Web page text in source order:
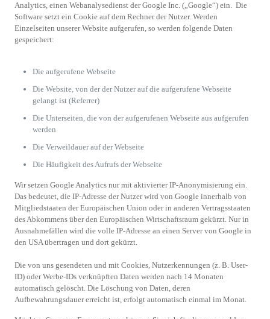
Analytics, einen Webanalysedienst der Google Inc. („Google“) ein. Die
Software setzt ein Cookie auf dem Rechner der Nutzer. Werden
Einzelseiten unserer Website aufgerufen, so werden folgende Daten
gespeichert:
Die aufgerufene Webseite
Die Website, von der der Nutzer auf die aufgerufene Webseite
gelangt ist (Referrer)
Die Unterseiten, die von der aufgerufenen Webseite aus aufgerufen
werden
Die Verweildauer auf der Webseite
Die Häufigkeit des Aufrufs der Webseite
Wir setzen Google Analytics nur mit aktivierter IP-Anonymisierung ein.
Das bedeutet, die IP-Adresse der Nutzer wird von Google innerhalb von
Mitgliedstaaten der Europäischen Union oder in anderen Vertragsstaaten
des Abkommens über den Europäischen Wirtschaftsraum gekürzt. Nur in
Ausnahmefällen wird die volle IP-Adresse an einen Server von Google in
den USA übertragen und dort gekürzt.
Die von uns gesendeten und mit Cookies, Nutzerkennungen (z. B. User-
ID) oder Werbe-IDs verknüpften Daten werden nach 14 Monaten
automatisch gelöscht. Die Löschung von Daten, deren
Aufbewahrungsdauer erreicht ist, erfolgt automatisch einmal im Monat.